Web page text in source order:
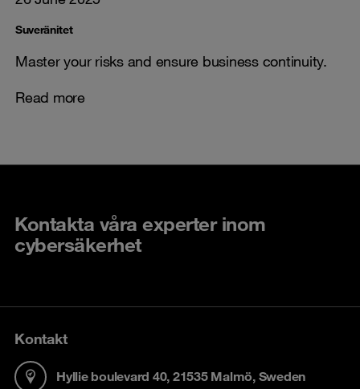
Suveränitet
Master your risks and ensure business continuity.
Read more
Kontakta våra experter inom
cybersäkerhet
Kontakt
Hyllie boulevard 40, 21535 Malmö, Sweden